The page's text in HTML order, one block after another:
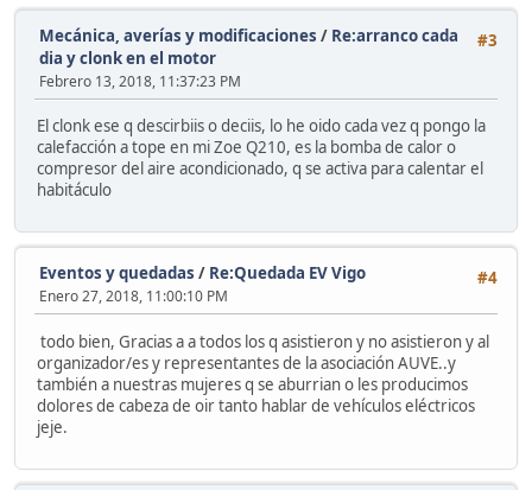
#3
Mecánica, averías y modificaciones / Re:arranco cada
dia y clonk en el motor
Febrero 13, 2018, 11:37:23 PM
El clonk ese q descirbiis o deciis, lo he oido cada vez q pongo la
calefacción a tope en mi Zoe Q210, es la bomba de calor o
compresor del aire acondicionado, q se activa para calentar el
habitáculo
#4
Eventos y quedadas / Re:Quedada EV Vigo
Enero 27, 2018, 11:00:10 PM
todo bien, Gracias a a todos los q asistieron y no asistieron y al
organizador/es y representantes de la asociación AUVE..y
también a nuestras mujeres q se aburrian o les producimos
dolores de cabeza de oir tanto hablar de vehículos eléctricos
jeje.